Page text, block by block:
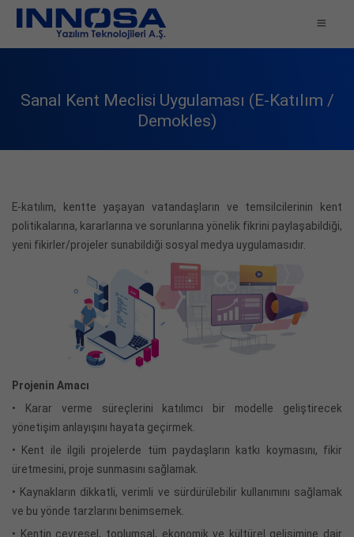
Sanal Kent Meclisi Uygulaması (E-Katılım /
Demokles)
E-katılım, kentte yaşayan vatandaşların ve temsilcilerinin kent
politikalarına, kararlarına ve sorunlarına yönelik fikrini paylaşabildiği,
yeni fikirler/projeler sunabildiği sosyal medya uygulamasıdır.
Projenin Amacı
• Karar verme süreçlerini katılımcı bir modelle geliştirecek
yönetişim anlayışını hayata geçirmek.
• Kent ile ilgili projelerde tüm paydaşların katkı koymasını, fikir
üretmesini, proje sunmasını sağlamak.
• Kaynakların dikkatli, verimli ve sürdürülebilir kullanımını sağlamak
ve bu yönde tarzlarını benimsemek.
• Kentin çevresel, toplumsal, ekonomik ve kültürel gelişimine dair